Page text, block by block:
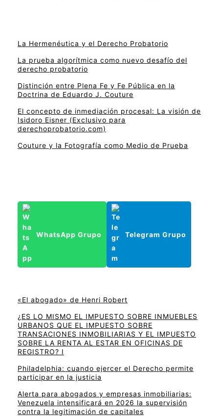
La Hermenéutica y el Derecho Probatorio
La prueba algorítmica como nuevo desafío del
derecho probatorio
Distinción entre Plena Fe y Fe Pública en la
Doctrina de Eduardo J. Couture
El concepto de inmediación procesal: La visión de
Isidoro Eisner (Exclusivo para
derechoprobatorio.com)
Couture y la Fotografía como Medio de Prueba
WhatsApp Grupo Telegram Grupo
«El abogado» de Henri Robert
¿ES LO MISMO EL IMPUESTO SOBRE INMUEBLES
URBANOS QUE EL IMPUESTO SOBRE
TRANSACIONES INMOBILIARIAS Y EL IMPUESTO
SOBRE LA RENTA AL ESTAR EN OFICINAS DE
REGISTRO? I
Philadelphia: cuando ejercer el Derecho permite
participar en la justicia
Alerta para abogados y empresas inmobiliarias:
Venezuela intensificará en 2026 la supervisión
contra la legitimación de capitales